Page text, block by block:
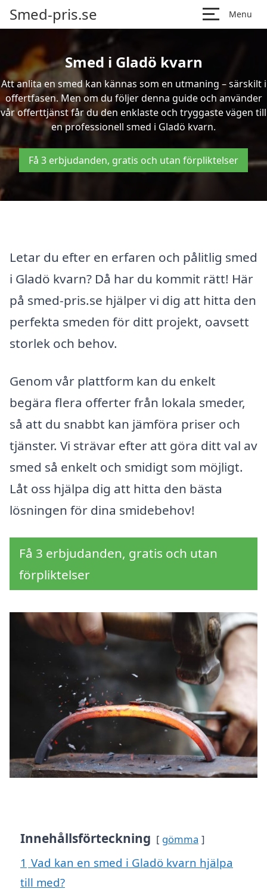
Smed-pris.se Menu
Smed i Gladö kvarn
Att anlita en smed kan kännas som en utmaning – särskilt i
offertfasen. Men om du följer denna guide och använder
vår offerttjänst får du den enklaste och tryggaste vägen till
en professionell smed i Gladö kvarn.
Få 3 erbjudanden, gratis och utan förpliktelser
Letar du efter en erfaren och pålitlig smed
i Gladö kvarn? Då har du kommit rätt! Här
på smed-pris.se hjälper vi dig att hitta den
perfekta smeden för ditt projekt, oavsett
storlek och behov.
Genom vår plattform kan du enkelt
begära flera offerter från lokala smeder,
så att du snabbt kan jämföra priser och
tjänster. Vi strävar efter att göra ditt val av
smed så enkelt och smidigt som möjligt.
Låt oss hjälpa dig att hitta den bästa
lösningen för dina smidebehov!
Få 3 erbjudanden, gratis och utan
förpliktelser
Innehållsförteckning gömma
1 Vad kan en smed i Gladö kvarn hjälpa
till med?